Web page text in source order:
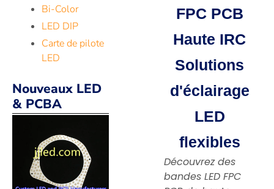
Bi-Color
LED DIP
Carte de pilote
LED
Nouveaux LED
& PCBA
FPC PCB
Haute IRC
Solutions
d'éclairage
LED
flexibles
Découvrez des
bandes LED FPC